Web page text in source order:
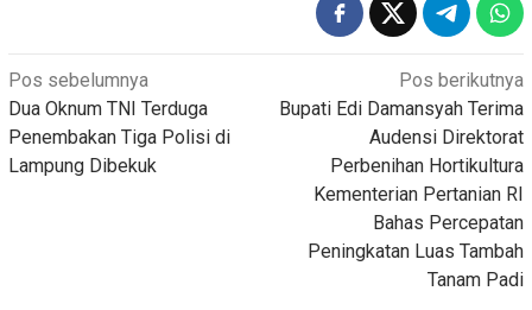
Navigasi
pos
Pos sebelumnya
Dua Oknum TNI Terduga
Penembakan Tiga Polisi di
Lampung Dibekuk
Pos berikutnya
Bupati Edi Damansyah Terima
Audensi Direktorat
Perbenihan Hortikultura
Kementerian Pertanian RI
Bahas Percepatan
Peningkatan Luas Tambah
Tanam Padi